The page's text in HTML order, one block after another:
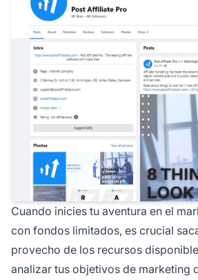
Cuando inicies tu aventura en el
con fondos limitados, es crucial
provecho de los recursos
analizar tus objetivos de marketing